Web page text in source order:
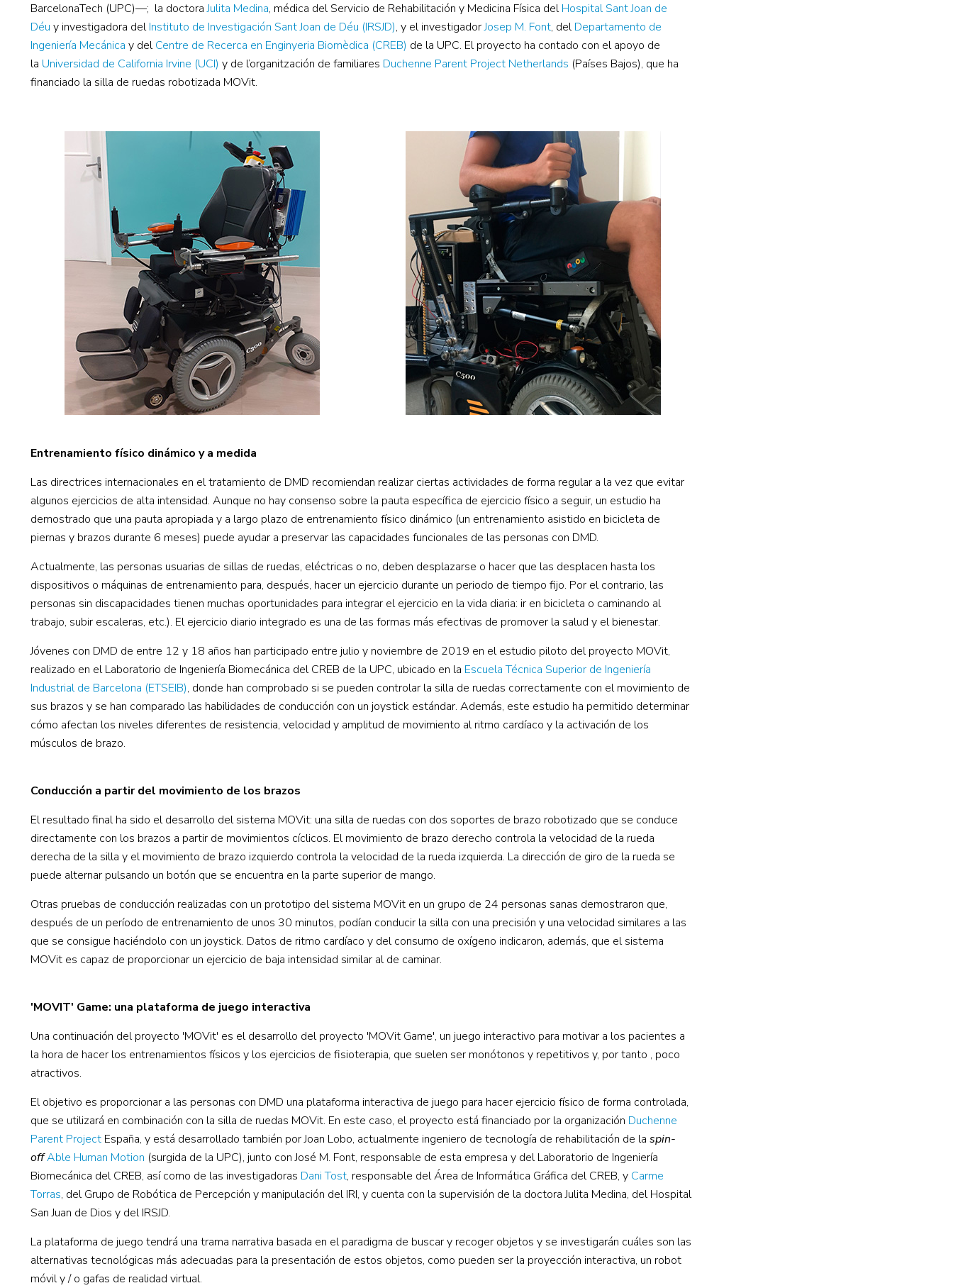
BarcelonaTech (UPC)—; la doctoraJulita Medina, médica del Servicio de Rehabilitación y Medicina Física delHospital Sant Joan de
Déu y investigadora delInstituto de Investigación Sant Joan de Déu (IRSJD), y el investigadorJosep M. Font, delDepartamento de
Ingeniería Mecánica y delCentre de Recerca en Enginyeria Biomèdica (CREB) de la UPC. El proyecto ha contado con el apoyo de
la Universidad de California Irvine (UCI) y de l’organitzación de familiares Duchenne Parent Project Netherlands (Países Bajos), que ha
financiado la silla de ruedas robotizada MOVit.
Entrenamiento físico dinámico y a medida
Las directrices internacionales en el tratamiento de DMD recomiendan realizar ciertas actividades de forma regular a la vez que evitar
algunos ejercicios de alta intensidad. Aunque no hay consenso sobre la pauta específica de ejercicio físico a seguir, un estudio ha
demostrado que una pauta apropiada y a largo plazo de entrenamiento físico dinámico (un entrenamiento asistido en bicicleta de
piernas y brazos durante 6 meses) puede ayudar a preservar las capacidades funcionales de las personas con DMD.
Actualmente, las personas usuarias de sillas de ruedas, eléctricas o no, deben desplazarse o hacer que las desplacen hasta los
dispositivos o máquinas de entrenamiento para, después, hacer un ejercicio durante un periodo de tiempo fijo. Por el contrario, las
personas sin discapacidades tienen muchas oportunidades para integrar el ejercicio en la vida diaria: ir en bicicleta o caminando al
trabajo, subir escaleras, etc.). El ejercicio diario integrado es una de las formas más efectivas de promover la salud y el bienestar.
Jóvenes con DMD de entre 12 y 18 años han participado entre julio y noviembre de 2019 en el estudio piloto del proyecto MOVit,
realizado en el Laboratorio de Ingeniería Biomecánica del CREB de la UPC, ubicado en la Escuela Técnica Superior de Ingeniería
Industrial de Barcelona (ETSEIB), donde han comprobado si se pueden controlar la silla de ruedas correctamente con el movimiento de
sus brazos y se han comparado las habilidades de conducción con un joystick estándar. Además, este estudio ha permitido determinar
cómo afectan los niveles diferentes de resistencia, velocidad y amplitud de movimiento al ritmo cardíaco y la activación de los
músculos de brazo.
Conducción a partir del movimiento de los brazos
El resultado final ha sido el desarrollo del sistema MOVit: una silla de ruedas con dos soportes de brazo robotizado que se conduce
directamente con los brazos a partir de movimientos cíclicos. El movimiento de brazo derecho controla la velocidad de la rueda
derecha de la silla y el movimiento de brazo izquierdo controla la velocidad de la rueda izquierda. La dirección de giro de la rueda se
puede alternar pulsando un botón que se encuentra en la parte superior de mango.
Otras pruebas de conducción realizadas con un prototipo del sistema MOVit en un grupo de 24 personas sanas demostraron que,
después de un período de entrenamiento de unos 30 minutos, podían conducir la silla con una precisión y una velocidad similares a las
que se consigue haciéndolo con un joystick. Datos de ritmo cardíaco y del consumo de oxígeno indicaron, además, que el sistema
MOVit es capaz de proporcionar un ejercicio de baja intensidad similar al de caminar.
'MOVIT' Game: una plataforma de juego interactiva
Una continuación del proyecto 'MOVit' es el desarrollo del proyecto 'MOVit Game', un juego interactivo para motivar a los pacientes a
la hora de hacer los entrenamientos físicos y los ejercicios de fisioterapia, que suelen ser monótonos y repetitivos y, por tanto , poco
atractivos.
El objetivo es proporcionar a las personas con DMD una plataforma interactiva de juego para hacer ejercicio físico de forma controlada,
que se utilizará en combinación con la silla de ruedas MOVit. En este caso, el proyecto está financiado por la organización Duchenne
Parent Project España, y está desarrollado también por Joan Lobo, actualmente ingeniero de tecnología de rehabilitación de la spin-
offAble Human Motion (surgida de la UPC), junto con José M. Font, responsable de esta empresa y del Laboratorio de Ingeniería
Biomecánica del CREB, así como de las investigadoras Dani Tost, responsable del Área de Informática Gráfica del CREB, y Carme
Torras, del Grupo de Robótica de Percepción y manipulación del IRI, y cuenta con la supervisión de la doctora Julita Medina, del Hospital
San Juan de Dios y del IRSJD.
La plataforma de juego tendrá una trama narrativa basada en el paradigma de buscar y recoger objetos y se investigarán cuáles son las
alternativas tecnológicas más adecuadas para la presentación de estos objetos, como pueden ser la proyección interactiva, un robot
móvil y / o gafas de realidad virtual.